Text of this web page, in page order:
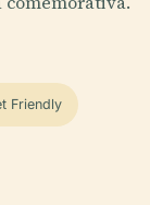
Friendly